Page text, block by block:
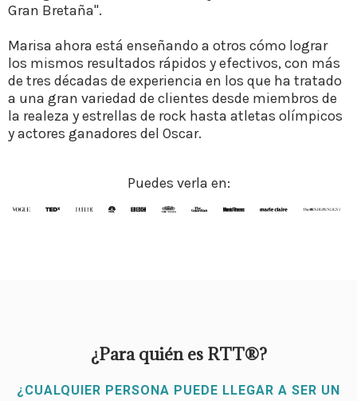
Gran Bretaña".
Marisa ahora está enseñando a otros cómo lograr
los mismos resultados rápidos y efectivos, con más
de tres décadas de experiencia en los que ha tratado
a una gran variedad de clientes desde miembros de
la realeza y estrellas de rock hasta atletas olímpicos
y actores ganadores del Oscar.
Puedes verla en:
¿Para quién es RTT®?
¿CUALQUIER PERSONA PUEDE LLEGAR A SER UN